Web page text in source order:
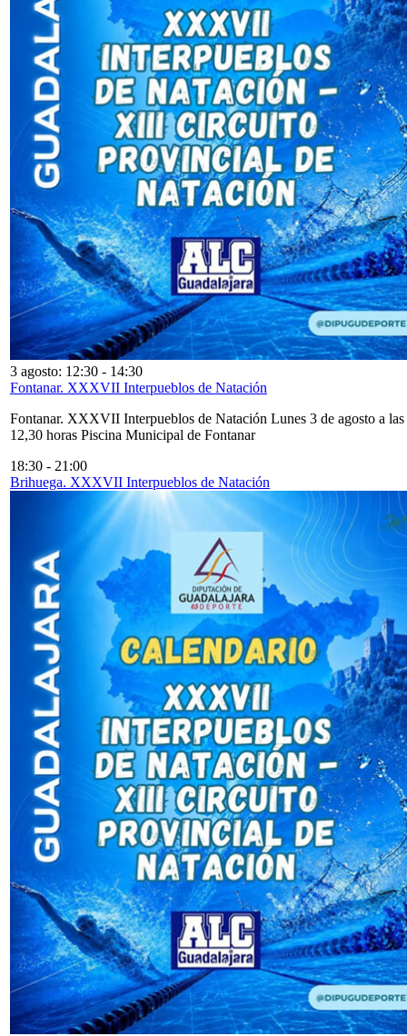
3 agosto: 12:30 - 14:30
Fontanar. XXXVII Interpueblos de Natación
Fontanar. XXXVII Interpueblos de Natación Lunes 3 de agosto a las
12,30 horas Piscina Municipal de Fontanar
18:30 - 21:00
Brihuega. XXXVII Interpueblos de Natación